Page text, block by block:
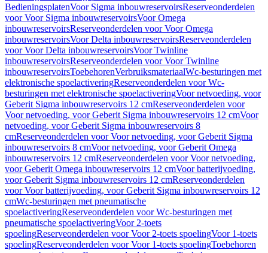
BedieningsplatenVoor Sigma inbouwreservoirsReserveonderdelen
voor Voor Sigma inbouwreservoirsVoor Omega
inbouwreservoirsReserveonderdelen voor Voor Omega
inbouwreservoirsVoor Delta inbouwreservoirsReserveonderdelen
voor Voor Delta inbouwreservoirsVoor Twinline
inbouwreservoirsReserveonderdelen voor Voor Twinline
inbouwreservoirsToebehorenVerbruiksmateriaalWc-besturingen met
elektronische spoelactiveringReserveonderdelen voor Wc-
besturingen met elektronische spoelactiveringVoor netvoeding, voor
Geberit Sigma inbouwreservoirs 12 cmReserveonderdelen voor
Voor netvoeding, voor Geberit Sigma inbouwreservoirs 12 cmVoor
netvoeding, voor Geberit Sigma inbouwreservoirs 8
cmReserveonderdelen voor Voor netvoeding, voor Geberit Sigma
inbouwreservoirs 8 cmVoor netvoeding, voor Geberit Omega
inbouwreservoirs 12 cmReserveonderdelen voor Voor netvoeding,
voor Geberit Omega inbouwreservoirs 12 cmVoor batterijvoeding,
voor Geberit Sigma inbouwreservoirs 12 cmReserveonderdelen
voor Voor batterijvoeding, voor Geberit Sigma inbouwreservoirs 12
cmWc-besturingen met pneumatische
spoelactiveringReserveonderdelen voor Wc-besturingen met
pneumatische spoelactiveringVoor 2-toets
spoelingReserveonderdelen voor Voor 2-toets spoelingVoor 1-toets
spoelingReserveonderdelen voor Voor 1-toets spoelingToebehoren